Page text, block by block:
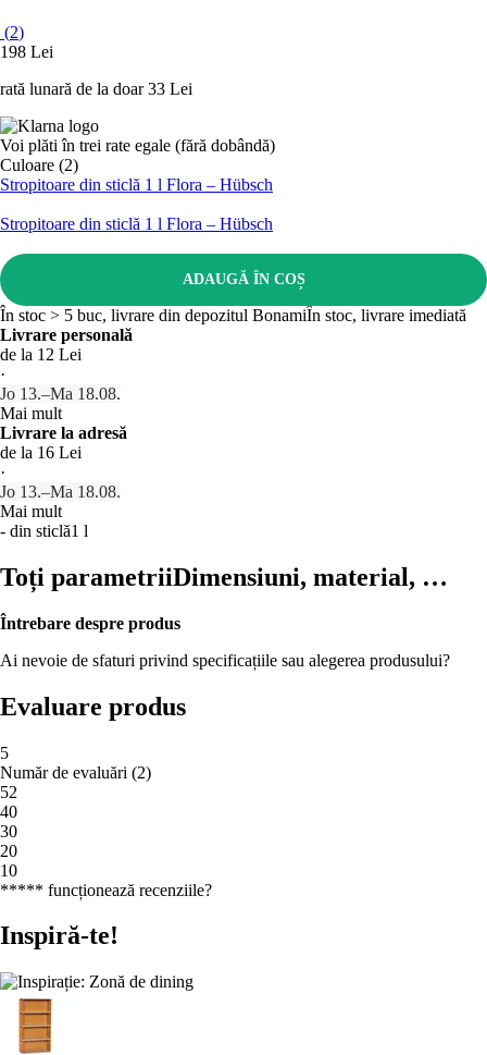
(2)
198 Lei
rată lunară de la doar 33 Lei
Voi plăti în trei rate egale (fără dobândă)
Culoare (2)
Stropitoare din sticlă 1 l Flora – Hübsch
Stropitoare din sticlă 1 l Flora – Hübsch
ADAUGĂ ÎN COȘ
În stoc > 5 buc, livrare din depozitul BonamiÎn stoc, livrare imediată
Livrare personală
de la 12 Lei
·
Jo 13.–Ma 18.08.
Mai mult
Livrare la adresă
de la 16 Lei
·
Jo 13.–Ma 18.08.
Mai mult
- din sticlă1 l
Toți parametriiDimensiuni, material, …
Întrebare despre produs
Ai nevoie de sfaturi privind specificațiile sau alegerea produsului?
Evaluare produs
5
Număr de evaluări (2)
52
40
30
20
10
***** funcționează recenziile?
Inspiră-te!